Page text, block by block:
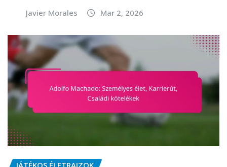
Javier Morales Mar 2, 2026